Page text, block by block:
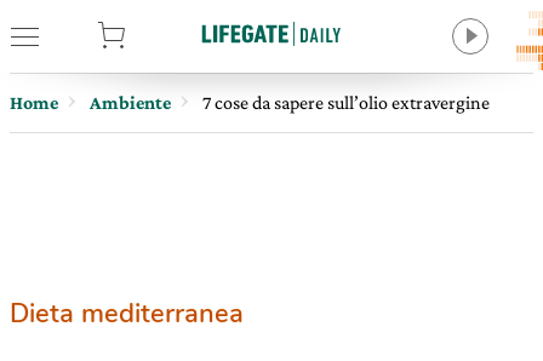
Home Ambiente 7 cose da sapere sull’olio extravergine
Dieta mediterranea